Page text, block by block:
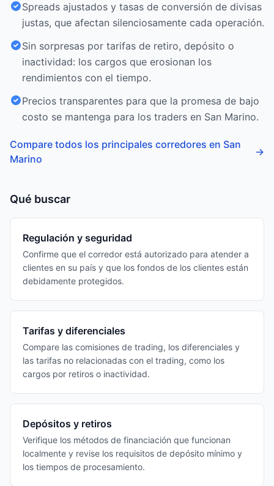
Spreads ajustados y tasas de conversión de divisas
justas, que afectan silenciosamente cada operación.
Sin sorpresas por tarifas de retiro, depósito o
inactividad: los cargos que erosionan los
rendimientos con el tiempo.
Precios transparentes para que la promesa de bajo
costo se mantenga para los traders en San Marino.
Compare todos los principales corredores en San
Marino
→
Qué buscar
Regulación y seguridad
Confirme que el corredor está autorizado para atender a
clientes en su país y que los fondos de los clientes están
debidamente protegidos.
Tarifas y diferenciales
Compare las comisiones de trading, los diferenciales y
las tarifas no relacionadas con el trading, como los
cargos por retiros o inactividad.
Depósitos y retiros
Verifique los métodos de financiación que funcionan
localmente y revise los requisitos de depósito mínimo y
los tiempos de procesamiento.